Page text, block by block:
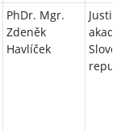
PhDr. Mgr.
Zdeněk
Havlíček